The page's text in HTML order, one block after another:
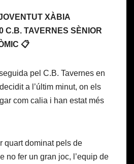
XÀBIA
C.B. TAVERNES SÈNIOR
📋
pel C.B. Tavernes en
a l’últim minut, on els
com calia i han estat més
quart dominat pels de
no fer un gran joc, l’equip de